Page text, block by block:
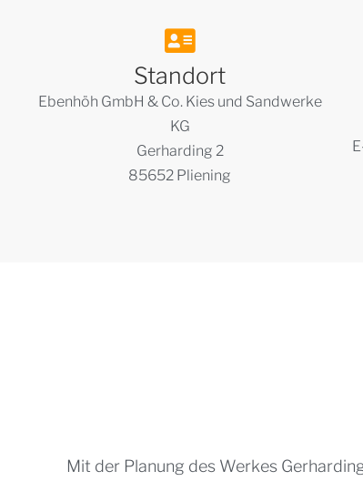
Standort
Ebenhöh GmbH & Co. Kies und Sandwerke
KG
Gerharding 2
85652 Pliening
Mit der Planung des Werkes